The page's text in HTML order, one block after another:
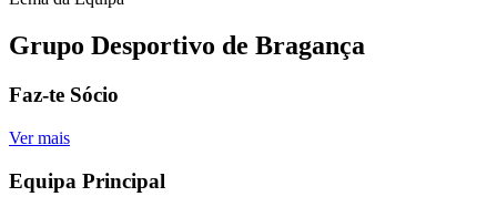
Grupo Desportivo de Bragança
Faz-te Sócio
Ver mais
Equipa Principal